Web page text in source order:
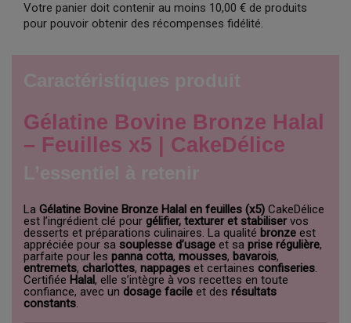
Votre panier doit contenir au moins 10,00 € de produits
pour pouvoir obtenir des récompenses fidélité.
Gélatine Bovine Bronze Halal
– Feuilles x5 | CakeDélice
La Gélatine Bovine Bronze Halal en feuilles (x5) CakeDélice
est l’ingrédient clé pour gélifier, texturer et stabiliservos
desserts et préparations culinaires. La qualité bronze est
appréciée pour sa souplesse d’usage et sa prise régulière,
parfaite pour les panna cotta, mousses, bavarois,
entremets, charlottes, nappages et certaines confiseries.
Certifiée Halal, elle s’intègre à vos recettes en toute
confiance, avec un dosage facile et des résultats
constants.